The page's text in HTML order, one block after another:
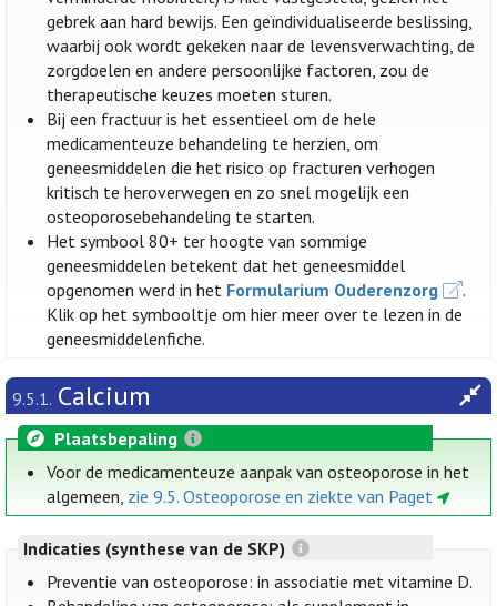
gebrek aan hard bewijs. Een geïndividualiseerde beslissing,
waarbij ook wordt gekeken naar de levensverwachting, de
zorgdoelen en andere persoonlijke factoren, zou de
therapeutische keuzes moeten sturen.
Bij een fractuur is het essentieel om de hele
medicamenteuze behandeling te herzien, om
geneesmiddelen die het risico op fracturen verhogen
kritisch te heroverwegen en zo snel mogelijk een
osteoporosebehandeling te starten.
Het symbool 80+ ter hoogte van sommige
geneesmiddelen betekent dat het geneesmiddel
opgenomen werd in het Formularium Ouderenzorg
.
Klik op het symbooltje om hier meer over te lezen in de
geneesmiddelenfiche.
9.5.1. Calcium
Plaatsbepaling
Voor de medicamenteuze aanpak van osteoporose in het
algemeen, zie 9.5. Osteoporose en ziekte van Paget
Indicaties (synthese van de SKP)
Preventie van osteoporose: in associatie met vitamine D.